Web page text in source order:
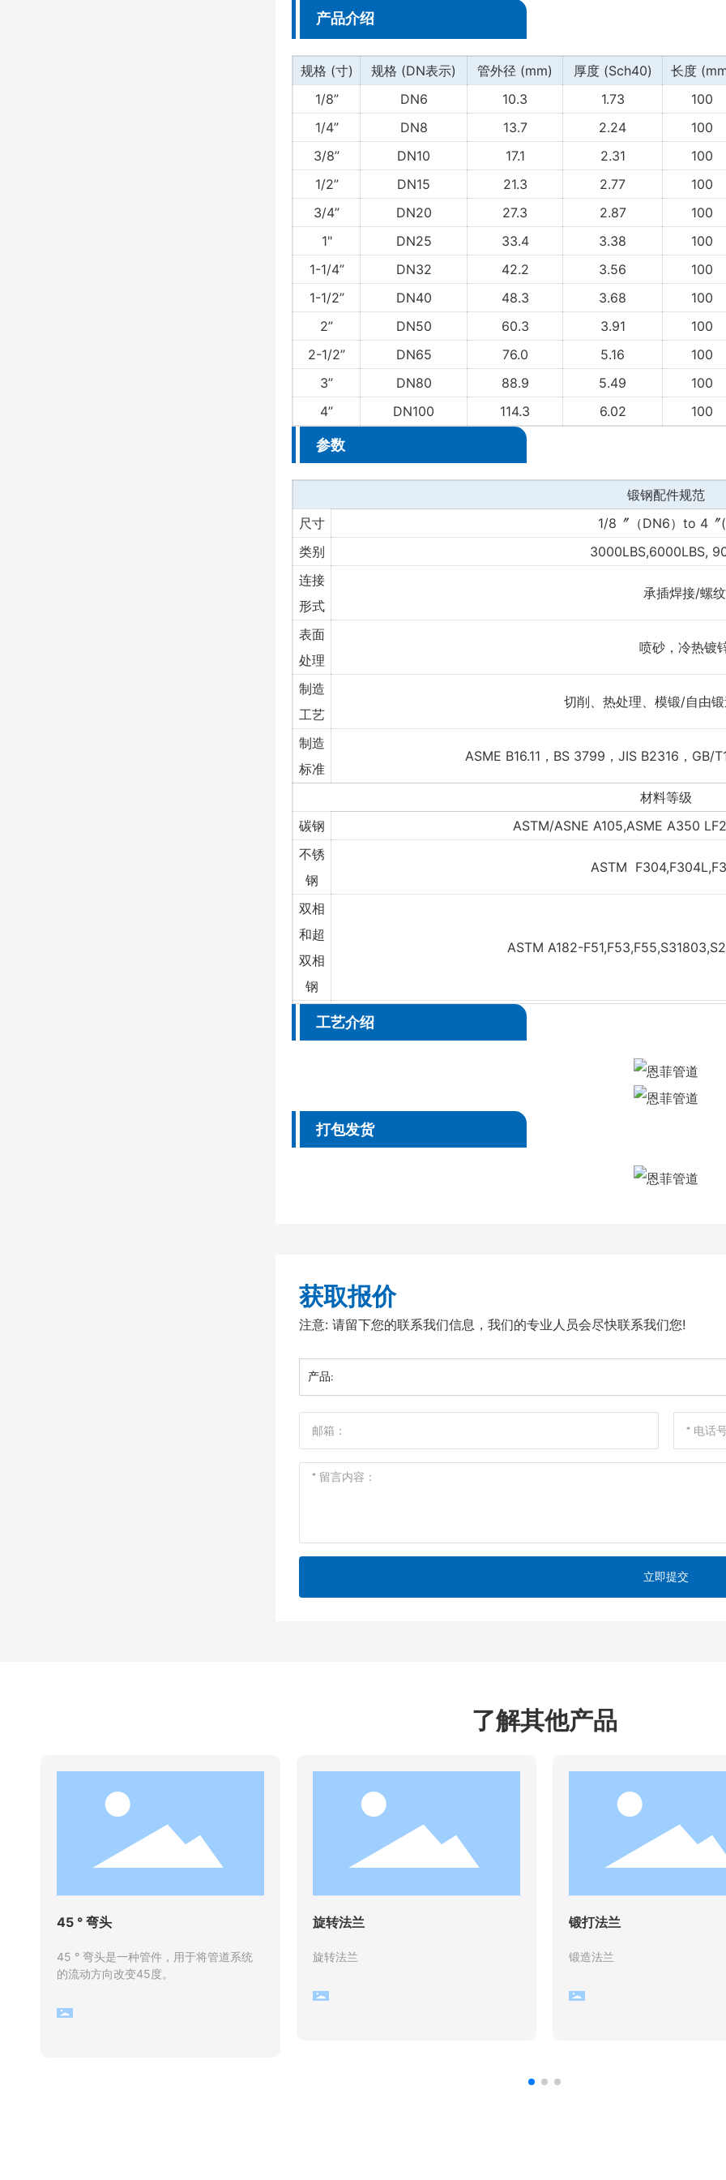
产品介绍
规格 (寸) 规格 (DN表示) 管外径 (mm) 厚度 (Sch40) 长度
1/8”
DN6 10.3 1.73 100
1/4”
DN8 13.7 2.24 100
3/8”
DN10 17.1 2.31 100
1/2”
DN15 21.3 2.77 100
3/4”
DN20 27.3 2.87 100
1"
DN25 33.4 3.38 100
1-1/4”
DN32 42.2 3.56 100
1-1/2”
DN40 48.3 3.68 100
2”
DN50 60.3 3.91 100
2-1/2”
DN65 76.0 5.16 100
3”
DN80 88.9 5.49 100
4”
DN100 114.3 6.02 100
参数
锻钢配件规范
尺寸
1/8〞（DN6）to 4〞
类别
3000LBS,6000LBS,
连接
形式
承插焊接/螺纹
表面
处理
喷砂，冷热镀
制造
工艺
切削、热处理、模锻/自由
制造
标准
ASME B16.11，BS 3799，JIS B2316，
材料等级
碳钢
ASTM/ASNE A105,ASME A350
不锈
钢
ASTM
双相
和超
双相
钢
ASTM A182-
合金
钢
ASTM/ASME SB466 UNS NO.C70600(CU/
镍合
ASTM/ASME SB336,ASME SB564/160/163/
0),UNS8020(ALLOY20/20 CB3),UNS8825
工艺介绍
打包发货
获取报价
注意: 请留下您的联系我们信息，我们的专业人员会尽快联系我们您!
产品:
立即提交
了解其他产品
45 ° 弯头
45 ° 弯头是一种管件，用于将管道系统
的流动方向改变45度。
旋转法兰
旋转法兰
锻打法兰
锻造法兰